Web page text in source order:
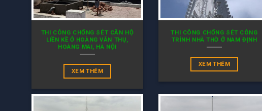
THI CÔNG CHỐNG SÉT CĂN HỘ
LIỀN KỀ Ở HOÀNG VĂN THỤ,
HOÀNG MAI, HÀ NỘI
XEM THÊM
THI CÔNG CHỐNG SÉT CÔNG
TRÌNH NHÀ THỜ Ở NAM ĐỊNH
XEM THÊM